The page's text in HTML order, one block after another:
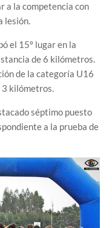
a la competencia con
lesión.
el 15º lugar en la
de 6 kilómetros.
de la categoría U16
3 kilómetros.
séptimo puesto
a la prueba de